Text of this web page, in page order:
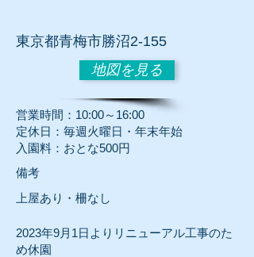
東京都青梅市勝沼2-155
地図を見る
営業時間：10:00～16:00
定休日：毎週火曜日・年末年始
入園料：おとな500円
​備考
上屋あり・柵なし
2023年9月1日よりリニューアル工事のた
め休園